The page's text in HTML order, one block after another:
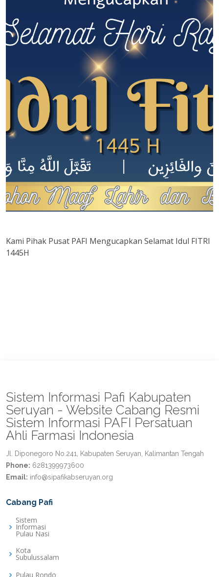
Kami Pihak Pusat PAFI Mengucapkan Selamat Idul FITRI
1445H
Sistem Informasi Pafi Kabupaten
Seruyan - Website Cabang Resmi
Sistem Informasi PAFI Persatuan
Ahli Farmasi Indonesia
Jl. Diponegoro No.241, Kabupaten Seruyan, Kalimantan Tengah
Phone: 6281399973600
Email: info@sipafikabseruyan.org
Cabang Pafi
Sistem
Informasi
Pulau Nasi
Kota
Subulussalam
Pulau Rondo